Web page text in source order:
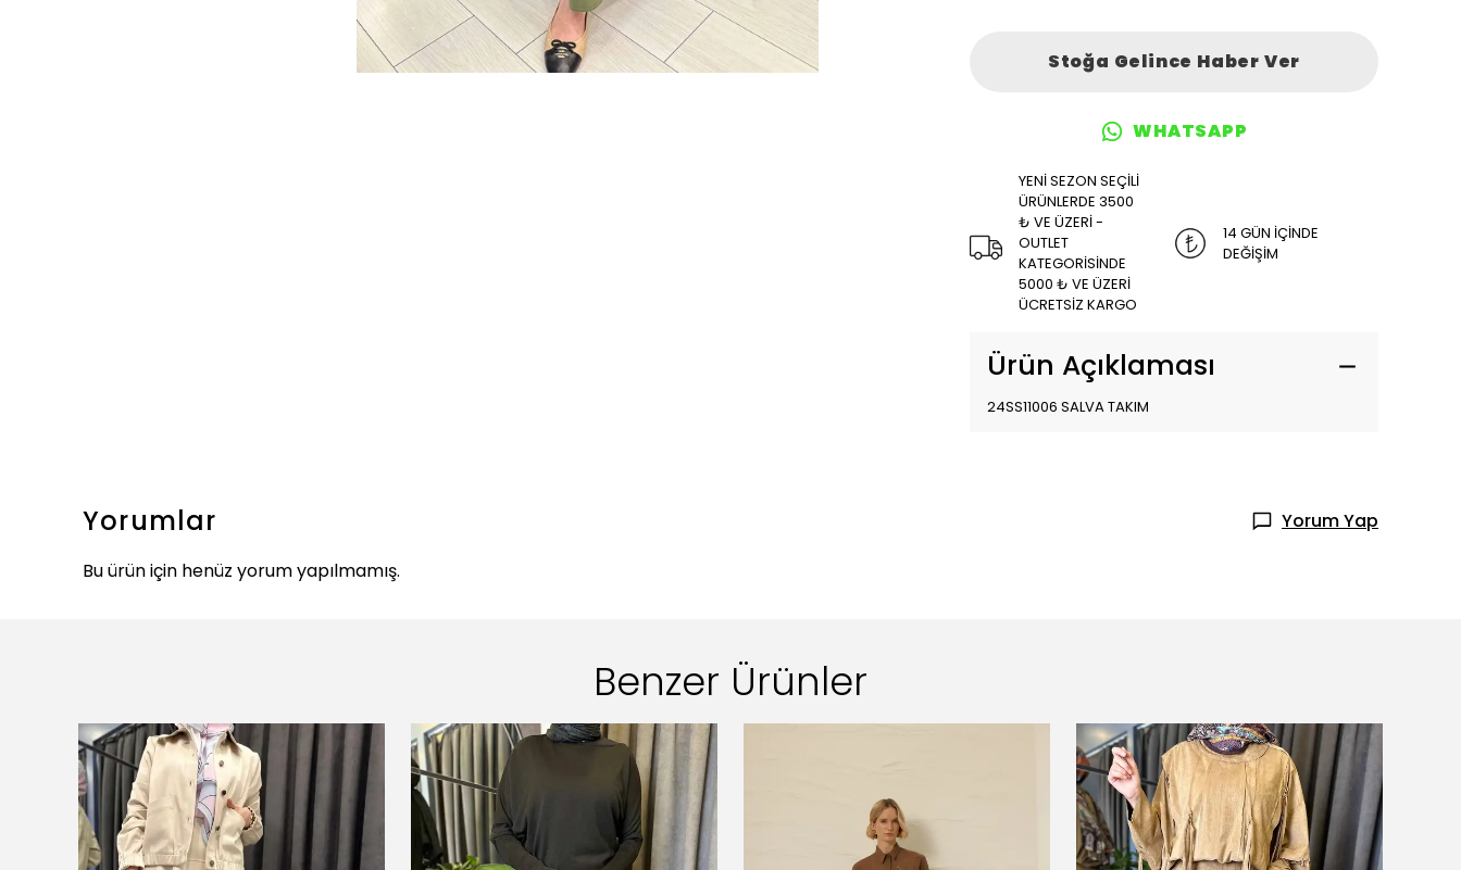
Stoğa Gelince Haber Ver
WHATSAPP
YENİ SEZON SEÇİLİ
ÜRÜNLERDE 3500
₺ VE ÜZERİ -
OUTLET
KATEGORİSİNDE
5000 ₺ VE ÜZERİ
ÜCRETSİZ KARGO
14 GÜN İÇİNDE
DEĞİŞİM
Ürün Açıklaması
24SS11006 SALVA TAKIM
Yorumlar
Yorum Yap
Bu ürün için henüz yorum yapılmamış.
Benzer Ürünler